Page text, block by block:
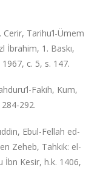
Tarihu’l-Ümem
İbrahim, 1. Baskı,
c. 5, s. 147.
Fakih, Kum,
292.
Ebul-Fellah ed-
Zeheb, Tahkik: el-
İbn Kesir, h.k. 1406,